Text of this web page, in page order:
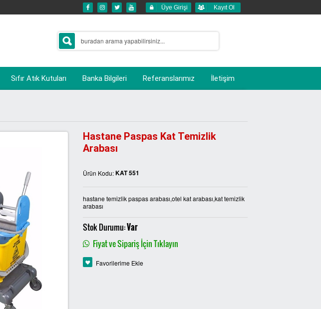
Üye Girişi Kayıt Ol
Sıfır Atık Kutuları Banka Bilgileri Referanslarımız İletişim
Hastane Paspas Kat Temizlik
Arabası
Ürün Kodu:KAT 551
hastane temizlik paspas arabası,otel kat arabası,kat temizlik
arabası
Stok Durumu:Var
Fiyat ve Sipariş İçin Tıklayın
Favorilerime Ekle